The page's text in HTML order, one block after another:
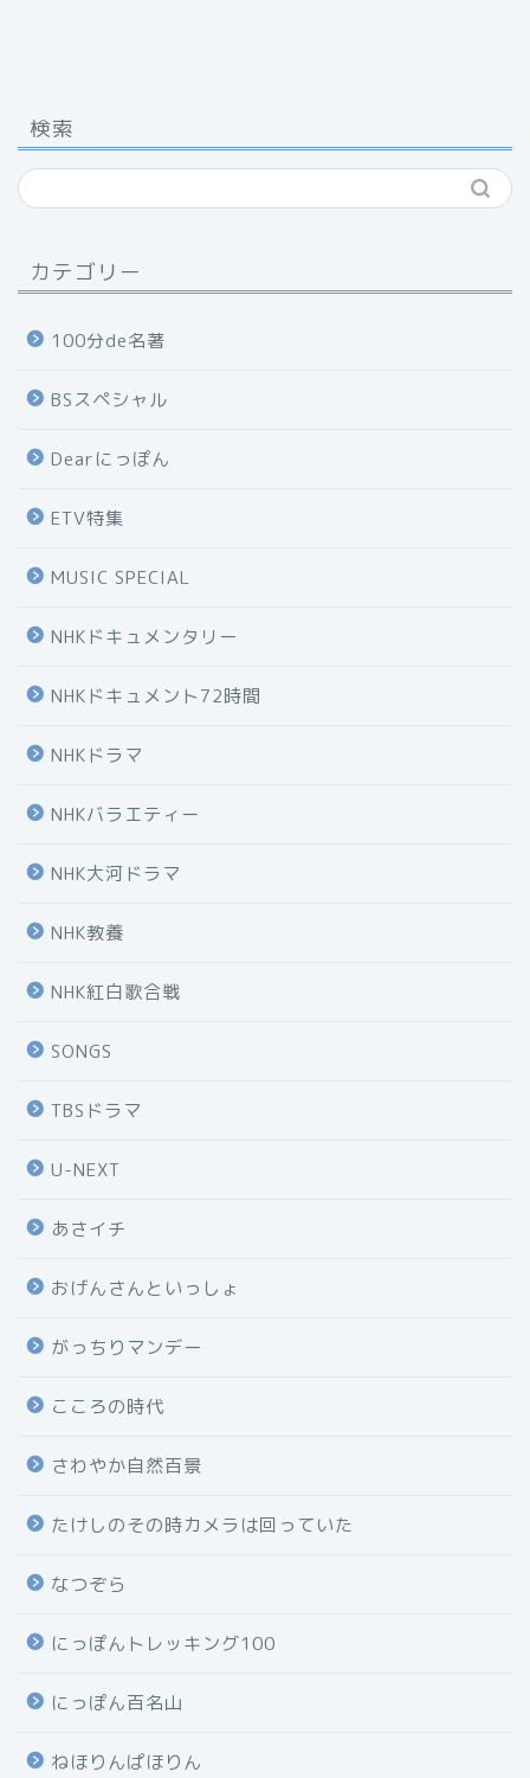
検索
カテゴリー
100分de名著
BSスペシャル
Dearにっぽん
ETV特集
MUSIC SPECIAL
NHKドキュメンタリー
NHKドキュメント72時間
NHKドラマ
NHKバラエティー
NHK大河ドラマ
NHK教養
NHK紅白歌合戦
SONGS
TBSドラマ
U-NEXT
あさイチ
おげんさんといっしょ
がっちりマンデー
こころの時代
さわやか自然百景
たけしのその時カメラは回っていた
なつぞら
にっぽんトレッキング100
にっぽん百名山
ねほりんぱほりん